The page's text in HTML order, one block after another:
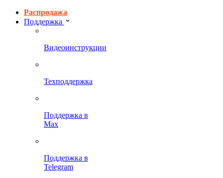
Распродажа
Поддержка
Видеоинструкции
Техподдержка
Поддержка в
Max
Поддержка в
Telegram